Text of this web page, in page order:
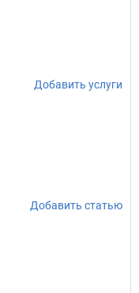
Добавить услуги
Добавить статью